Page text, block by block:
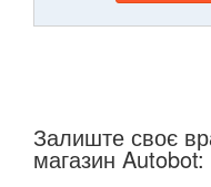
Залиште своє
магазин Autobot: